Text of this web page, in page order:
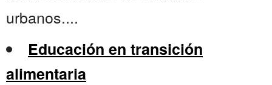
urbanos....
Educación en transición
alimentaria